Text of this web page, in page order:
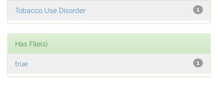
1
Tobacco Use Disorder
Has File(s)
1
true